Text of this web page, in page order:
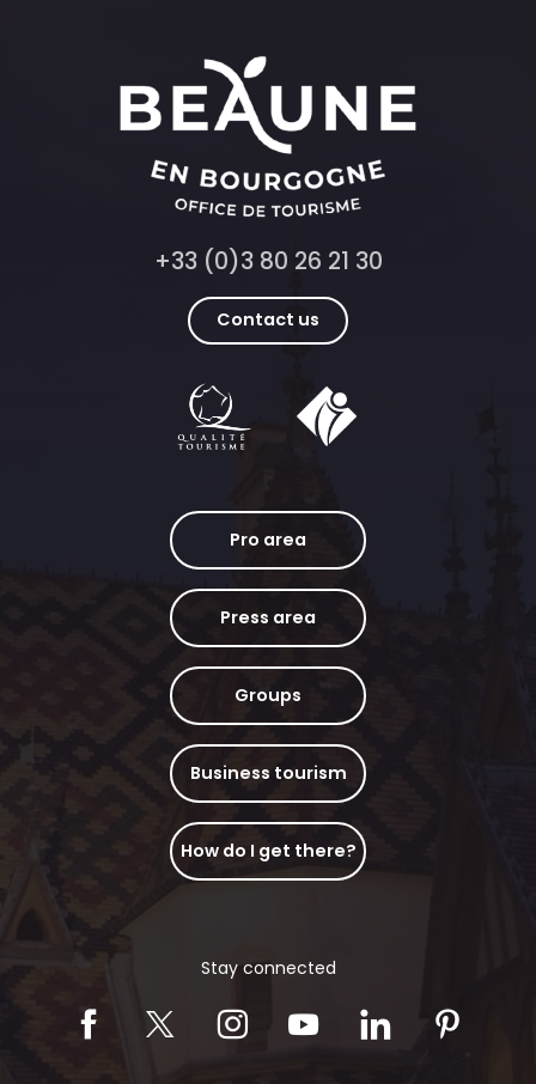
+33 (0)3 80 26 21 30
Contact us
Pro area
Press area
Groups
Business tourism
How do I get there?
Stay connected